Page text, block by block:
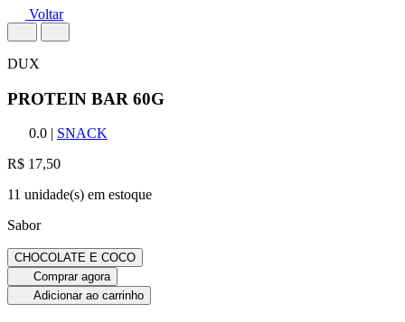
Voltar
DUX
PROTEIN BAR 60G
0.0 | SNACK
R$ 17,50
11 unidade(s) em estoque
Sabor
CHOCOLATE E COCO
Comprar agora
Adicionar ao carrinho